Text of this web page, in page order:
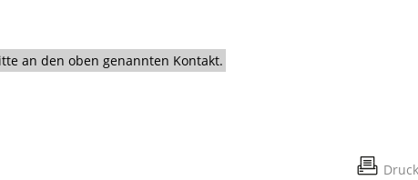
an den oben genannten Kontakt.